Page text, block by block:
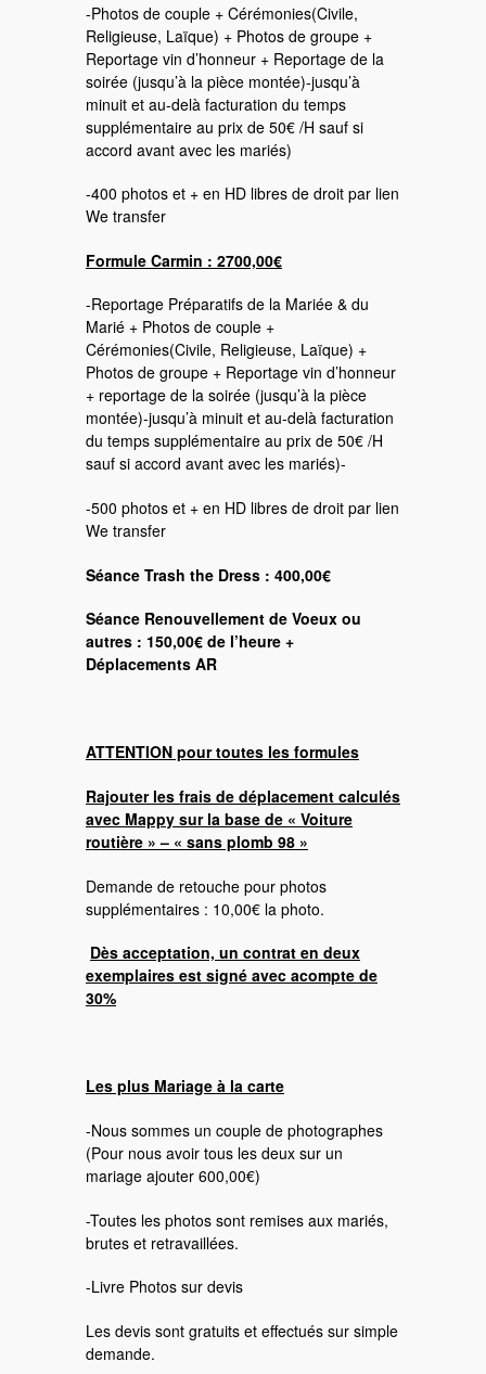
-Photos de couple + Cérémonies(Civile,
Religieuse, Laïque) + Photos de groupe +
Reportage vin d’honneur + Reportage de la
soirée (jusqu’à la pièce montée)-jusqu’à
minuit et au-delà facturation du temps
supplémentaire au prix de 50€ /H sauf si
accord avant avec les mariés)
-400 photos et + en HD libres de droit par lien
We transfer
Formule Carmin : 2700,00€
-Reportage Préparatifs de la Mariée & du
Marié + Photos de couple +
Cérémonies(Civile, Religieuse, Laïque) +
Photos de groupe + Reportage vin d’honneur
+ reportage de la soirée (jusqu’à la pièce
montée)-jusqu’à minuit et au-delà facturation
du temps supplémentaire au prix de 50€ /H
sauf si accord avant avec les mariés)-
-500 photos et + en HD libres de droit par lien
We transfer
Séance Trash the Dress : 400,00€
Séance Renouvellement de Voeux ou
autres : 150,00€ de l’heure +
Déplacements AR
ATTENTION pour toutes les formules
Rajouter les frais de déplacement calculés
avec Mappy sur la base de « Voiture
routière » – « sans plomb 98 »
Demande de retouche pour photos
supplémentaires : 10,00€ la photo.
Dès acceptation, un contrat en deux
exemplaires est signé avec acompte de
30%
Les plus Mariage à la carte
-Nous sommes un couple de photographes
(Pour nous avoir tous les deux sur un
mariage ajouter 600,00€)
-Toutes les photos sont remises aux mariés,
brutes et retravaillées.
-Livre Photos sur devis
Les devis sont gratuits et effectués sur simple
demande.